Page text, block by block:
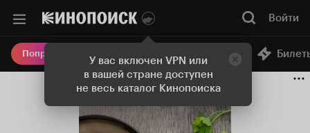
У вас включен VPN или
в вашей стране доступен
не весь каталог Кинопоиска
Войти
Попробовать Плюс Онлайн-кинотеатр